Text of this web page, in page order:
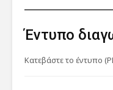
Έντυπο
Κατεβάστε το έντυπο